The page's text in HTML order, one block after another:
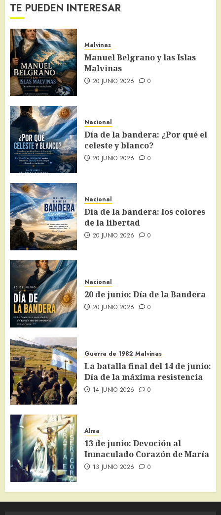
TE PUEDEN INTERESAR
Malvinas
Manuel Belgrano y las Islas
Malvinas
20 JUNIO 2026 0
Nacional
Día de la bandera: ¿Por qué el
celeste y blanco?
20 JUNIO 2026 0
Nacional
Día de la bandera: los colores
de la libertad
20 JUNIO 2026 0
Nacional
20 de junio: Día de la Bandera
20 JUNIO 2026 0
Guerra de 1982 Malvinas
La batalla final del 14 de junio:
Día de la máxima resistencia
14 JUNIO 2026 0
Alma
13 de junio: Devoción al
Inmaculado Corazón de María
13 JUNIO 2026 0